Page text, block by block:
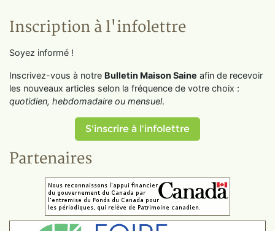
Inscription à l'infolettre
Soyez informé !
Inscrivez-vous à notre Bulletin Maison Saine afin de recevoir
les nouveaux articles selon la fréquence de votre choix :
quotidien, hebdomadaire ou mensuel.
S'inscrire à l'infolettre
Partenaires